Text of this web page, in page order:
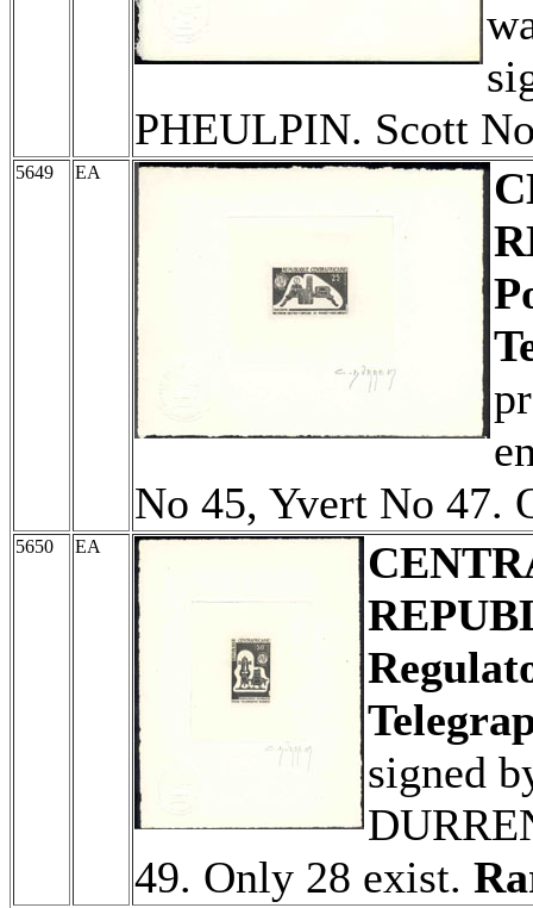
PHEULPIN. Scott
5649 EA
No 45, Yvert No 47.
5650 EA
signed
49. Only 28 exist.